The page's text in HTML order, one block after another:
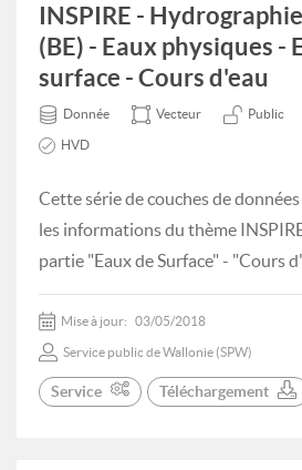
INSPIRE -
(BE) - Eaux physiques -
surface - Cours d'eau
Donnée Vecteur Public
HVD
Cette série de couches de
les informations du thème
partie "Eaux de Surface" - "Cours
Mise à jour: 03/05/2018
Service public de Wallonie (SPW)
Service Téléchargement